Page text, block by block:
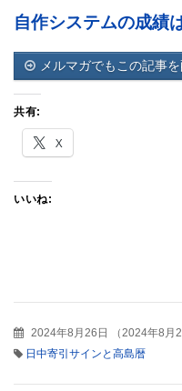
自作システムの成績
メルマガでもこの記事
共有:
X
いいね:
2024年8月26日 （2024年8月
日中寄引サインと高島暦